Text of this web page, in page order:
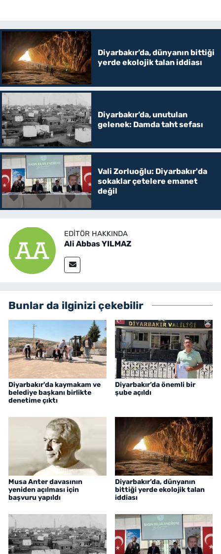
Diyarbakır’da, dünyanın bittiği
yerde ekolojik talan iddiası
Diyarbakır’da, unutulan
gelenek: Damda taht sefası
Vali Zorluoğlu: Diyarbakır'da
sokaklar çetelere emanet
değil
EDITÖR HAKKINDA
Ali Abbas YILMAZ
Bunlar da ilginizi çekebilir
Diyarbakır'da kaymakam ve
belediye başkanı birlikte
denetime çıktı
Diyarbakır’da önemli bir
şube açıldı
Musa Anter davasının
yeniden açılması için
başvuru yapıldı
Diyarbakır’da, dünyanın
bittiği yerde ekolojik talan
iddiası